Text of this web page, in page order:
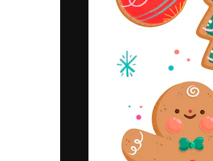
Platforma
najlepszych
Polski